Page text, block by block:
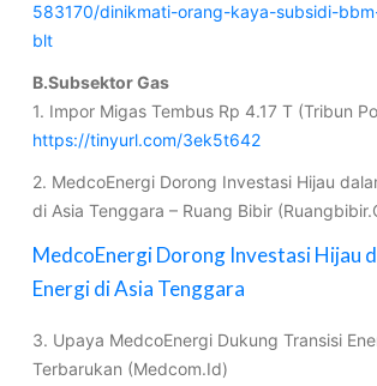
583170/dinikmati-orang-kaya-subsidi-
blt
B.Subsektor Gas
1. Impor Migas Tembus Rp 4.17 T (Tribun
https://tinyurl.com/3ek5t642
2. MedcoEnergi Dorong Investasi Hijau
di Asia Tenggara – Ruang Bibir
MedcoEnergi Dorong Investasi Hijau
Energi di Asia Tenggara
3. Upaya MedcoEnergi Dukung Transisi
Terbarukan (Medcom.Id)